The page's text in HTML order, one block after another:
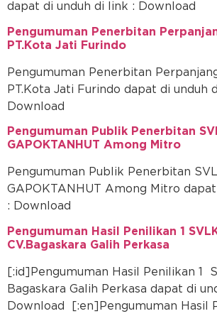
dapat di unduh di link : Download
Pengumuman Penerbitan
PT.Kota Jati Furindo
Pengumuman Penerbitan
PT.Kota Jati Furindo dapat di unduh
Download
Pengumuman Publik Penerbitan
GAPOKTANHUT Among Mitro
Pengumuman Publik Penerbitan
GAPOKTANHUT Among Mitro
: Download
Pengumuman Hasil Penilikan 1
CV.Bagaskara Galih Perkasa
[:id]Pengumuman Hasil Penilikan 1
Bagaskara Galih Perkasa dapat di
Download [:en]Pengumuman Hasil